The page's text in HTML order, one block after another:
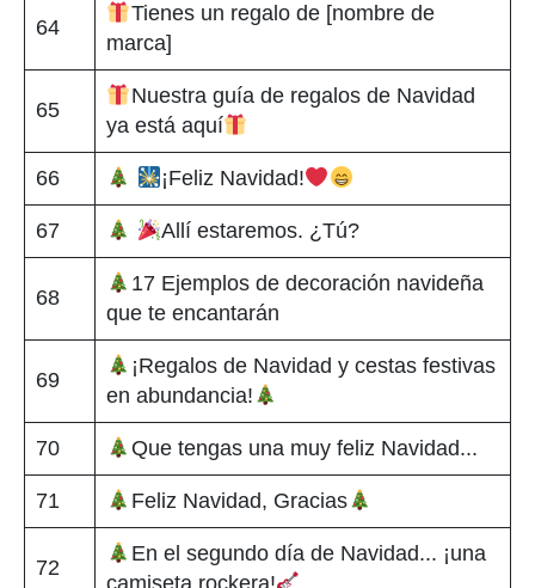
64
Tienes un regalo de [nombre de
marca]
65
Nuestra guía de regalos de Navidad
ya está aquí
66 ¡Feliz Navidad!
67 Allí estaremos. ¿Tú?
68
17 Ejemplos de decoración navideña
que te encantarán
69
¡Regalos de Navidad y cestas festivas
en abundancia!
70 Que tengas una muy feliz Navidad...
71 Feliz Navidad, Gracias
72
En el segundo día de Navidad... ¡una
camiseta rockera!